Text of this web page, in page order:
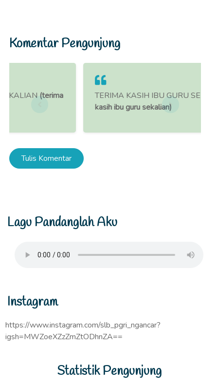
Komentar Pengunjung
TERIMA KASIH IBU GURU SEKALIAN(terima
kasih ibu guru sekalian)
Tulis Komentar
Lagu Pandanglah Aku
Instagram
https://www.instagram.com/slb_pgri_ngancar?
igsh=MWZoeXZzZmZtODhnZA==
Statistik Pengunjung